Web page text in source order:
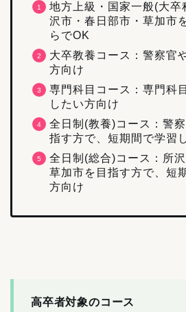
地方上級・国家一般(大卒
沢市・春日部市・草加市
らでOK
大卒教養コース：警察官
方向け
専門科目コース：専門科
したい方向け
全日制(教養)コース：警
指す方で、短期間で学習
全日制(総合)コース：所
草加市を目指す方で、短
方向け
高卒者対象のコース